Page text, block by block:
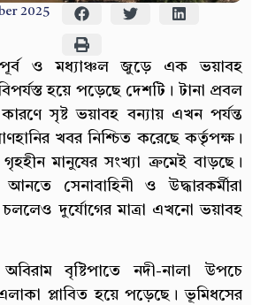
2025
পূর্ব ও মধ্যাঞ্চল জুড়ে এক ভয়াবহ
হয়ে পড়েছে দেশটি। টানা প্রবল
সৃষ্ট ভয়াবহ বন্যায় এখন পর্যন্ত
খবর নিশ্চিত করেছে কর্তৃপক্ষ।
মানুষের সংখ্যা ক্রমেই বাড়ছে।
আনতে সেনাবাহিনী ও উদ্ধারকর্মীরা
দুর্যোগের মাত্রা এখনো ভয়াবহ
বৃষ্টিপাতে নদী-নালা উপচে
প্লাবিত হয়ে পড়েছে। ভূমিধসের